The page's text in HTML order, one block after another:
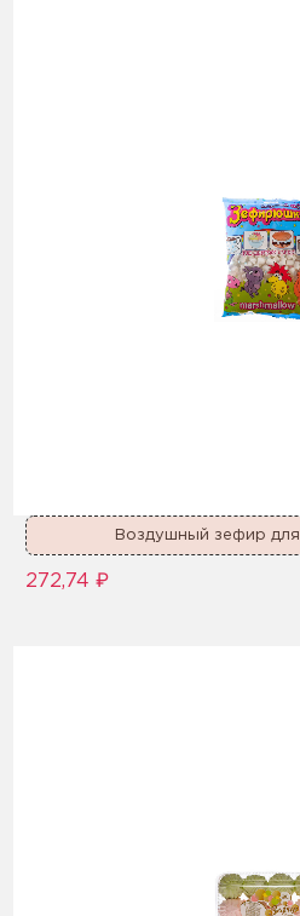
Воздушный зефир
272,74 ₽